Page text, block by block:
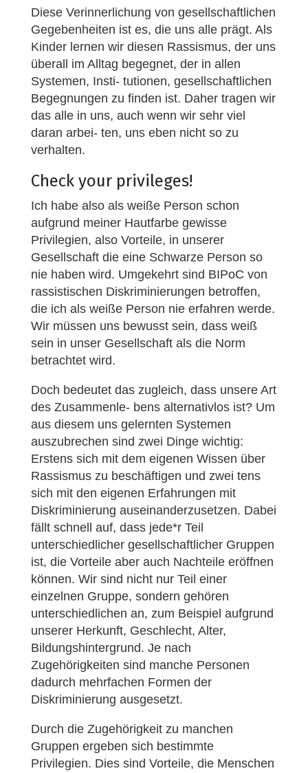
Diese Verinnerlichung von gesellschaftlichen
Gegebenheiten ist es, die uns alle prägt. Als
Kinder lernen wir diesen Rassismus, der uns
überall im Alltag begegnet, der in allen
Systemen, Insti- tutionen, gesellschaftlichen
Begegnungen zu finden ist. Daher tragen wir
das alle in uns, auch wenn wir sehr viel
daran arbei- ten, uns eben nicht so zu
verhalten.
Check your privileges!
Ich habe also als weiße Person schon
aufgrund meiner Hautfarbe gewisse
Privilegien, also Vorteile, in unserer
Gesellschaft die eine Schwarze Person so
nie haben wird. Umgekehrt sind BIPoC von
rassistischen Diskriminierungen betroffen,
die ich als weiße Person nie erfahren werde.
Wir müssen uns bewusst sein, dass weiß
sein in unser Gesellschaft als die Norm
betrachtet wird.
Doch bedeutet das zugleich, dass unsere Art
des Zusammenle- bens alternativlos ist? Um
aus diesem uns gelernten Systemen
auszubrechen sind zwei Dinge wichtig:
Erstens sich mit dem eigenen Wissen über
Rassismus zu beschäftigen und zwei tens
sich mit den eigenen Erfahrungen mit
Diskriminierung auseinanderzusetzen. Dabei
fällt schnell auf, dass jede*r Teil
unterschiedlicher gesellschaftlicher Gruppen
ist, die Vorteile aber auch Nachteile eröffnen
können. Wir sind nicht nur Teil einer
einzelnen Gruppe, sondern gehören
unterschiedlichen an, zum Beispiel aufgrund
unserer Herkunft, Geschlecht, Alter,
Bildungshintergrund. Je nach
Zugehörigkeiten sind manche Personen
dadurch mehrfachen Formen der
Diskriminierung ausgesetzt.
Durch die Zugehörigkeit zu manchen
Gruppen ergeben sich bestimmte
Privilegien. Dies sind Vorteile, die Menschen